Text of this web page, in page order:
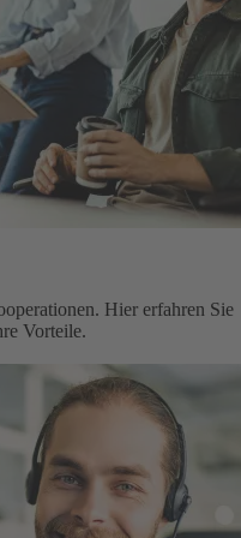
Hier erfahren Sie
Vorteile.